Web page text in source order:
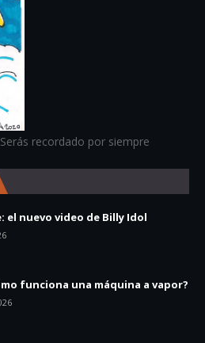
recordado por siempre
el nuevo video de Billy Idol
funciona una máquina a vapor?